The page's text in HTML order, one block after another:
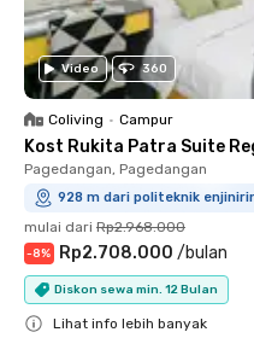
Video 360
Coliving • Campur
Kost Rukita Patra Suite
Pagedangan, Pagedangan
928 m dari politeknik
mulai dari Rp2.968.000
-8% Rp2.708.000 /bulan
Diskon sewa min. 12 Bulan
Lihat info lebih banyak